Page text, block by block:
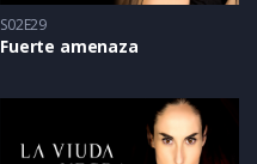
S02E29
Fuerte amenaza